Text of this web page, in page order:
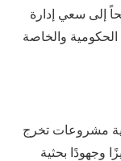
إلى سعي إدارة
والخاصة
مشروعات تخرج
وجهودًا بحثية